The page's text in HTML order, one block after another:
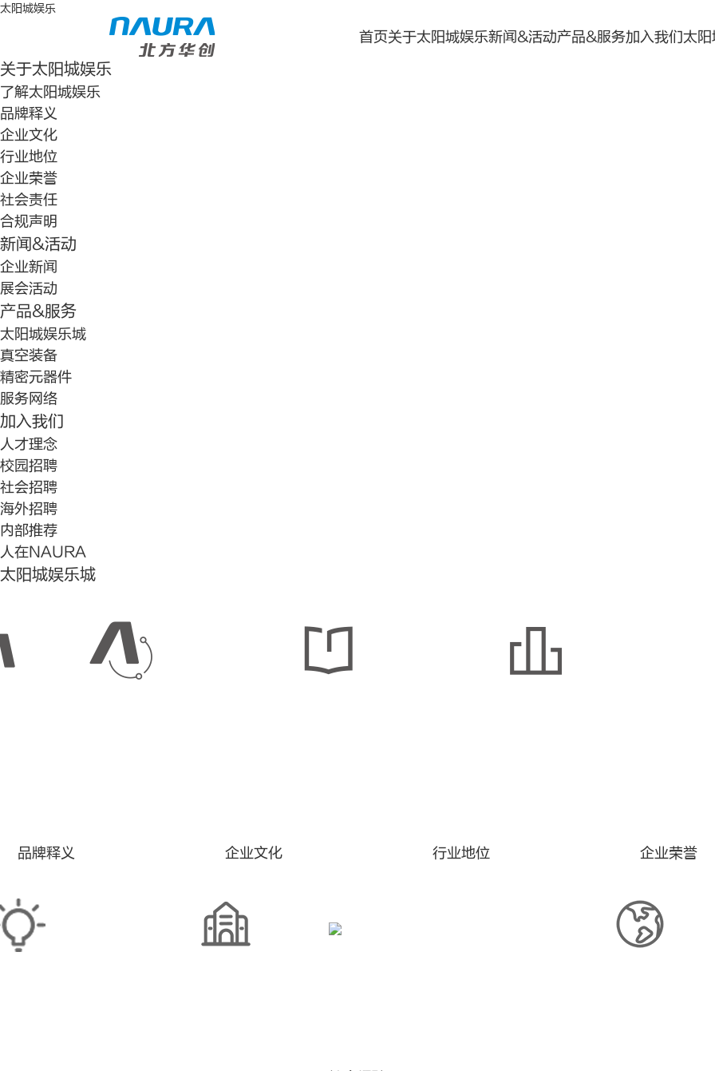
太阳城娱乐
首页关于太阳城娱乐新闻&活动产品&服务加入我们太
关于太阳城娱乐
了解太阳城娱乐
品牌释义
企业文化
行业地位
企业荣誉
社会责任
合规声明
新闻&活动
企业新闻
展会活动
产品&服务
太阳城娱乐城
真空装备
精密元器件
服务网络
加入我们
人才理念
校园招聘
社会招聘
海外招聘
内部推荐
人在NAURA
太阳城娱乐城
品牌释义 企业文化 行业地位 企业荣誉